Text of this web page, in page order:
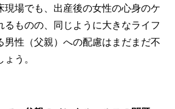
現場でも、出産後の女性の心身のケ
るものの、同じように大きなライフ
男性（父親）への配慮はまだまだ不
う。